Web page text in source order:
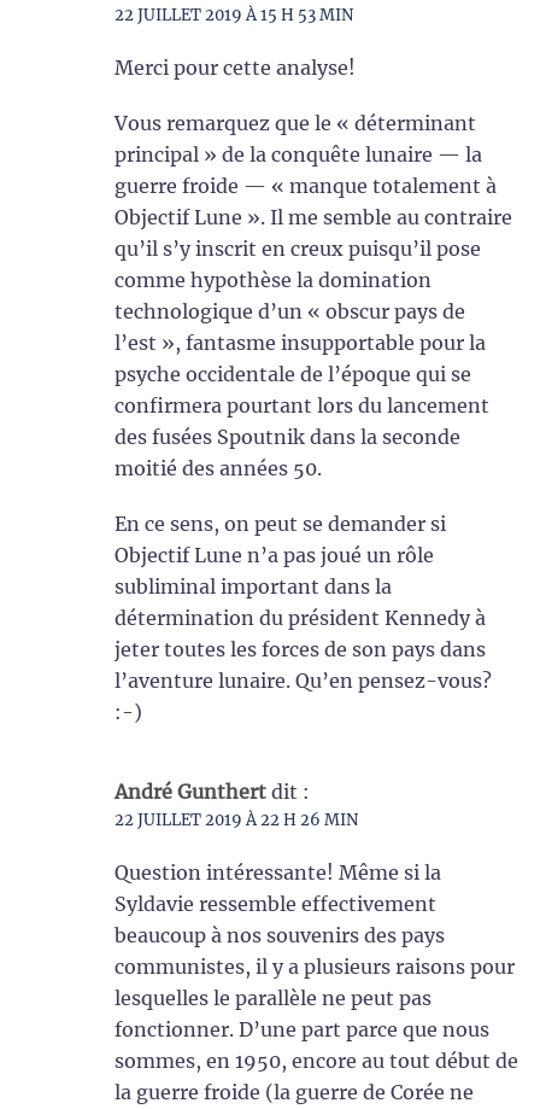
22 JUILLET 2019 À 15 H 53 MIN
Merci pour cette analyse!
Vous remarquez que le « déterminant
principal » de la conquête lunaire — la
guerre froide — « manque totalement à
Objectif Lune ». Il me semble au contraire
qu’il s’y inscrit en creux puisqu’il pose
comme hypothèse la domination
technologique d’un « obscur pays de
l’est », fantasme insupportable pour la
psyche occidentale de l’époque qui se
confirmera pourtant lors du lancement
des fusées Spoutnik dans la seconde
moitié des années 50.
En ce sens, on peut se demander si
Objectif Lune n’a pas joué un rôle
subliminal important dans la
détermination du président Kennedy à
jeter toutes les forces de son pays dans
l’aventure lunaire. Qu’en pensez-vous?
:-)
André Gunthert dit :
22 JUILLET 2019 À 22 H 26 MIN
Question intéressante! Même si la
Syldavie ressemble effectivement
beaucoup à nos souvenirs des pays
communistes, il y a plusieurs raisons pour
lesquelles le parallèle ne peut pas
fonctionner. D’une part parce que nous
sommes, en 1950, encore au tout début de
la guerre froide (la guerre de Corée ne